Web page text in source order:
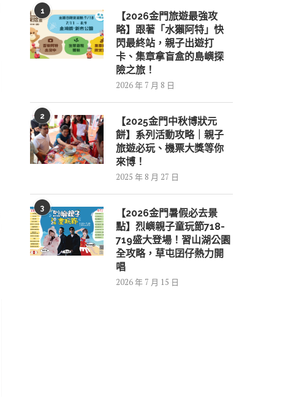
1
【2026金門旅遊最強攻
略】跟著「水獺阿特」快
閃最終站，親子出遊打
卡、集章拿盲盒的島嶼探
險之旅！
2026 年 7 月 8 日
2
【2025金門中秋博狀元
餅】系列活動攻略｜親子
旅遊必玩、機票大獎等你
來博！
2025 年 8 月 27 日
3
【2026金門暑假必去景
點】烈嶼親子童玩節718-
719盛大登場！習山湖公園
全攻略，草屯囝仔熱力開
唱
2026 年 7 月 15 日